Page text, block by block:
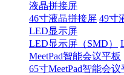
液晶拼接屏
46寸液晶拼接屏 49寸
LED显示屏
LED显示屏（SMD）
MeetPad智能会议平板
65寸MeetPad智能会议